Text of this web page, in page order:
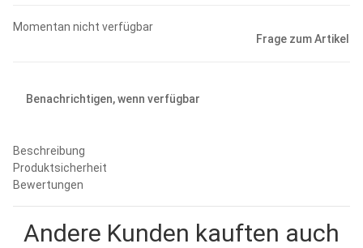
Momentan nicht verfügbar
Frage zum Artikel
Benachrichtigen, wenn verfügbar
Beschreibung
Produktsicherheit
Bewertungen
Andere Kunden kauften auch